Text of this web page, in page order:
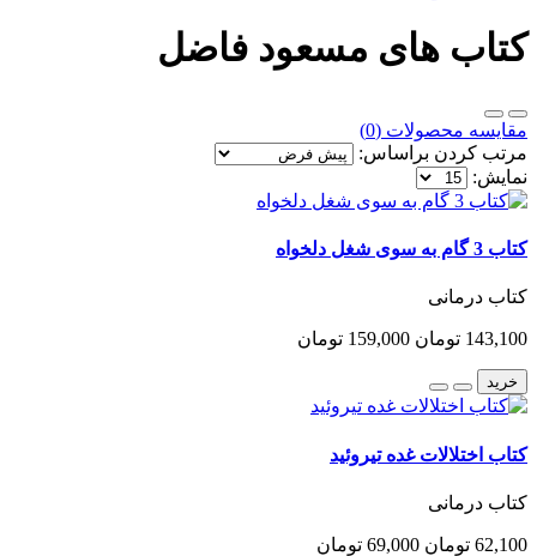
کتاب های مسعود فاضل
مقایسه محصولات (0)
مرتب کردن براساس:
نمایش:
کتاب 3 گام به سوی شغل دلخواه
کتاب درمانی
143,100 تومان 159,000 تومان
خرید
کتاب اختلالات غده تیروئید
کتاب درمانی
62,100 تومان 69,000 تومان